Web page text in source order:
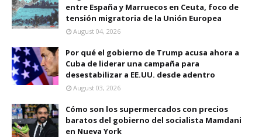
entre España y Marruecos en Ceuta, foco de
tensión migratoria de la Unión Europea
August 04, 2026
Por qué el gobierno de Trump acusa ahora a
Cuba de liderar una campaña para
desestabilizar a EE.UU. desde adentro
August 03, 2026
Cómo son los supermercados con precios
baratos del gobierno del socialista Mamdani
en Nueva York